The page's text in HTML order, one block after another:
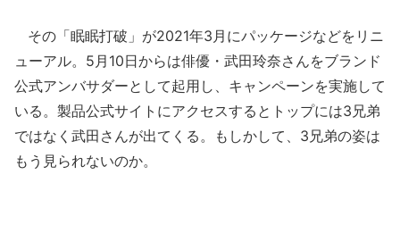
その「眠眠打破」が2021年3月にパッケージなどをリニ
ューアル。5月10日からは俳優・武田玲奈さんをブランド
公式アンバサダーとして起用し、キャンペーンを実施して
いる。製品公式サイトにアクセスするとトップには3兄弟
ではなく武田さんが出てくる。もしかして、3兄弟の姿は
もう見られないのか。